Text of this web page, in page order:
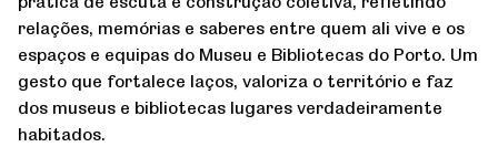
relações, memórias e saberes entre quem ali vive e os
espaços e equipas do Museu e Bibliotecas do Porto. Um
gesto que fortalece laços, valoriza o território e faz
dos museus e bibliotecas lugares verdadeiramente
habitados.